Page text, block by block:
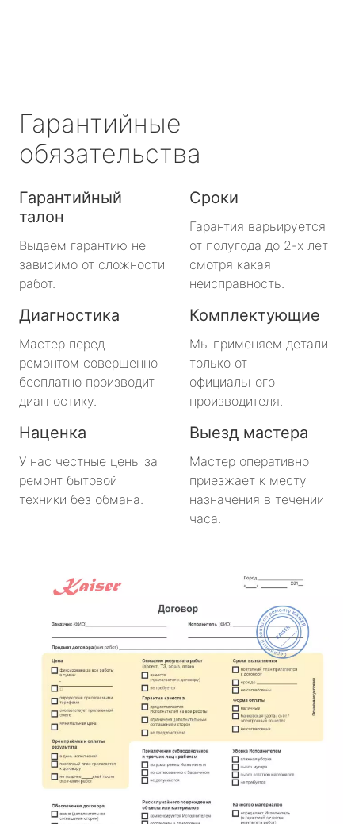
Гарантийные
обязательства
Гарантийный
талон
Выдаем гарантию не
зависимо от сложности
работ.
Сроки
Гарантия варьируется
от полугода до 2-х лет
смотря какая
неисправность.
Диагностика
Мастер перед
ремонтом совершенно
бесплатно производит
диагностику.
Комплектующие
Мы применяем детали
только от
официального
производителя.
Наценка
У нас честные цены за
ремонт бытовой
техники без обмана.
Выезд мастера
Мастер оперативно
приезжает к месту
назначения в течении
часа.